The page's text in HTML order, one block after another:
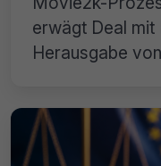
erwägt Deal mit
Herausgabe